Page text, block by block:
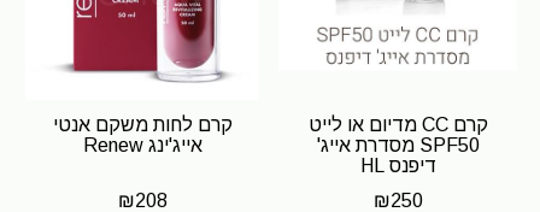
קרם CC מדיום או לייט
SPF50 מסדרת אייג'
דיפנס HL
₪250
קרם לחות משקם אנטי
אייג'ינג Renew
₪208